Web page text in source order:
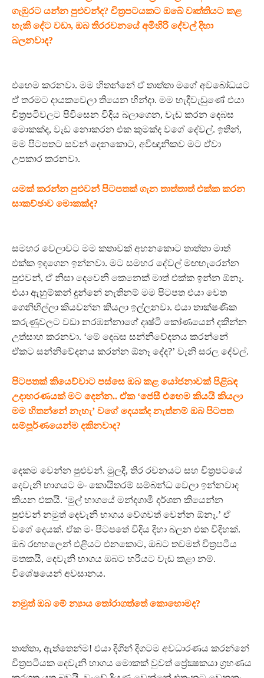
ගැඹුරට යන්න පුළුවන්ද? චිත්‍රපටයකට ඔබේ වෘත්තියට කළ
හැකි දේට වඩා, ඔබ තිරරචනයේ අමිහිරි දේවල් දිහා
බලනවාද?
එහෙම කරනවා. මම හිතන්නේ ඒ තාත්තා මගේ අවබෝධයට
ඒ තරමට දායකවෙලා තියෙන හින්දා. මම හැදීවැඩුණේ එයා
චිත්‍රපටිවලට පිවිසෙන විදිය බලාගෙන, වැඩ කරන දෙබස
මොකක්ද, වැඩ නොකරන එක කුමක්ද වගේ දේවල්. ඉතින්,
මම පිටපතට සවන් දෙනකොට, අවිඥානිකව මට ඒවා
උපකාර කරනවා.
යමක් කරන්න පුළුවන් පිටපතක් ගැන තාත්තාත් එක්ක කරන
සාකච්ඡාව මොකක්ද?
සමහර වෙලාවට මම කතාවක් අහනකොට තාත්තා මාත්
එක්ක ඉඳගෙන ඉන්නවා. මට සමහර දේවල් මඟහැරෙන්න
පුළුවන්, ඒ නිසා දෙවෙනි කෙනෙක් මාත් එක්ක ඉන්න ඕනෑ.
එයා ඇහුම්කන් දුන්නේ නැතිනම් මම පිටපත එයා වෙත
ගෙනිහිල්ලා කියවන්න කියලා ඉල්ලනවා. එයා තාක්ෂණික
කරුණුවලට වඩා නරඹන්නාගේ දෘෂ්ටි කෝණයෙන් දකින්න
උත්සාහ කරනවා. ‘මේ දෙබස සන්නිවේදනය කරන්නේ
ඒකට සන්නිවේදනය කරන්න ඕනෑ දේද?’‍ වැනි සරල දේවල්.
පිටපතක් කියෙව්වාට පස්සෙ ඔබ කළ යෝජනාවක් පිළිබඳ
උදාහරණයක් මට දෙන්න.. ඒක ‘ජෙසී එහෙම කියයි කියලා
මම හිතන්නේ නැහැ’‍ වගේ දෙයක්ද නැත්නම් ඔබ පිටපත
සම්පූර්ණයෙන්ම දකිනවාද?
දෙකම වෙන්න පුළුවන්. මුලදී, තිර රචනයට සහ චිත්‍රපටයේ
දෙවැනි භාගයට මං කොයිතරම් සම්බන්ධ වෙලා ඉන්නවාද
කියන එකයි. ‘මුල් භාගයේ මන්දගාමී දර්ශන කියෙන්න
පුළුවන් නමුත් දෙවැනි භාගය වේගවත් වෙන්න ඕනෑ.’ ඒ
වගේ දෙයක්. ඒක මං පිටපතේ විදිය දිහා බලන එක විදිහක්.
ඔබ රඟහලෙන් එළියට එනකොට, ඔබට තවමත් චිත්‍රපටිය
මතකයි, දෙවැනි භාගය ඔබට හරියට වැඩ කළා නම්.
විශේෂයෙන් අවසානය.
නමුත් ඔබ මේ න්‍යාය තෝරාගත්තේ කොහොමද?
තාත්තා, ඇත්තෙන්ම! එයා දිගින් දිගටම අවධාරණය කරන්නේ
චිත්‍රපටියක දෙවැනි භාගය මොකක් වුවත් ප්‍රේක්‍ෂකයා ග්‍රහණය